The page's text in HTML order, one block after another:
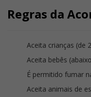
Regras da
Aceita crianças (de
Aceita bebês
É permitido fumar
Aceita animais de